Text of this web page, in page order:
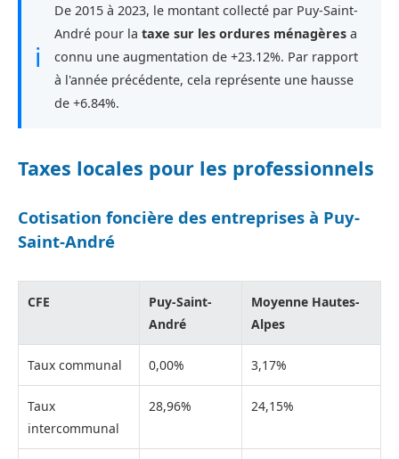
ℹ
De 2015 à 2023, le montant collecté par Puy-Saint-
André pour la taxe sur les ordures ménagères a
connu une augmentation de +23.12%. Par rapport
à l'année précédente, cela représente une hausse
de +6.84%.
Taxes locales pour les professionnels
Cotisation foncière des entreprises à Puy-
Saint-André
CFE
Puy-Saint-
André
Moyenne Hautes-
Alpes
Taux communal 0,00% 3,17%
Taux
intercommunal
28,96% 24,15%